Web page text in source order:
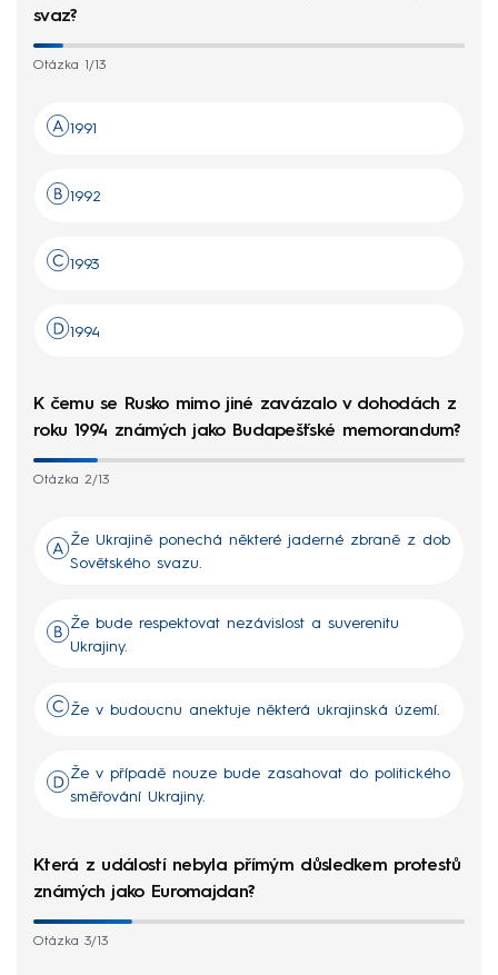
svaz?
Otázka 1/13
1991
1992
1993
1994
K čemu se Rusko mimo jiné zavázalo v dohodách z
roku 1994 známých jako Budapešťské memorandum?
Otázka 2/13
Že Ukrajině ponechá některé jaderné zbraně z dob
Sovětského svazu.
Že bude respektovat nezávislost a suverenitu
Ukrajiny.
Že v budoucnu anektuje některá ukrajinská území.
Že v případě nouze bude zasahovat do politického
směřování Ukrajiny.
Která z událostí nebyla přímým důsledkem protestů
známých jako Euromajdan?
Otázka 3/13